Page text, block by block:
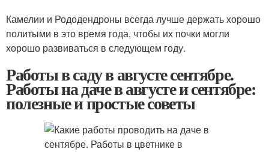
Камелии и Рододендроны всегда лучше держать хорошо
политыми в это время года, чтобы их почки могли
хорошо развиваться в следующем году.
Работы в саду в августе сентябре.
Работы на даче в августе и сентябре:
полезные и простые советы